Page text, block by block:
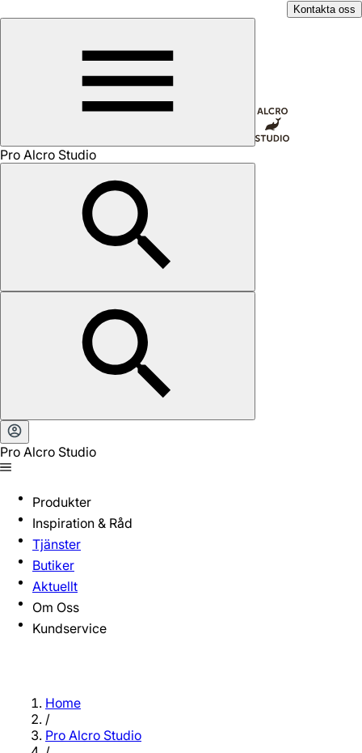
Kontakta oss
Pro Alcro Studio
Pro Alcro Studio
Produkter
Inspiration & Råd
Tjänster
Butiker
Aktuellt
Om Oss
Kundservice
Home
/
Pro Alcro Studio